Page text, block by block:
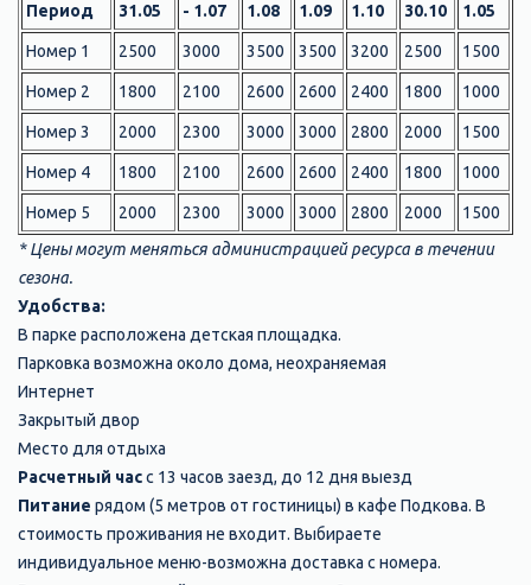
Период
31.05
- 1.07
1.08
1.09
1.10
30.10
1.05
Номер 1 2500 3000 3500 3500 3200 2500 1500
Номер 2 1800 2100 2600 2600 2400 1800 1000
Номер 3 2000 2300 3000 3000 2800 2000 1500
Номер 4 1800 2100 2600 2600 2400 1800 1000
Номер 5 2000 2300 3000 3000 2800 2000
1500
* Цены могут меняться администрацией ресурса в течении
сезона.
Удобства:
В парке расположена детская площадка.
Парковка возможна около дома, неохраняемая
Интернет
Закрытый двор
Место для отдыха
Расчетный часс 13 часов заезд, до 12 дня выезд
Питание рядом (5 метров от гостиницы) в кафе Подкова. В
стоимость проживания не входит. Выбираете
индивидуальное меню-возможна доставка с номера.